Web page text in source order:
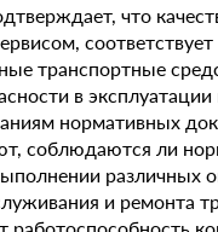
что
транспортные
в
нормативных
соблюдаются ли
различных
и ремонта